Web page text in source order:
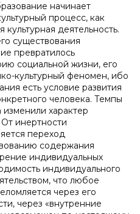
начинает
процесс, как
деятельность.
существования
превратилось
социальной жизни, его
культурный феномен, ибо
есть условие развития
человека. Темпы
изменили характер
инертности
переход
содержания
индивидуальных
индивидуального
что любое
через его
через «внутренние